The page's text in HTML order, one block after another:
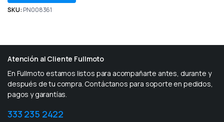
SKU: PN008361
Atención al Cliente Fullmoto
En Fullmoto estamos listos para acompañarte antes, durante y
después de tu compra. Contáctanos para soporte en pedidos,
pagos y garantías.
333 235 2422